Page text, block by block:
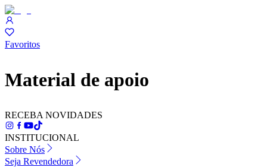
Favoritos
Material de apoio
RECEBA NOVIDADES
INSTITUCIONAL
Sobre Nós
Seja Revendedora